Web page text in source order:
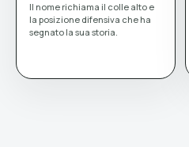
Il nome richiama il colle alto e
la posizione difensiva che ha
segnato la sua storia.